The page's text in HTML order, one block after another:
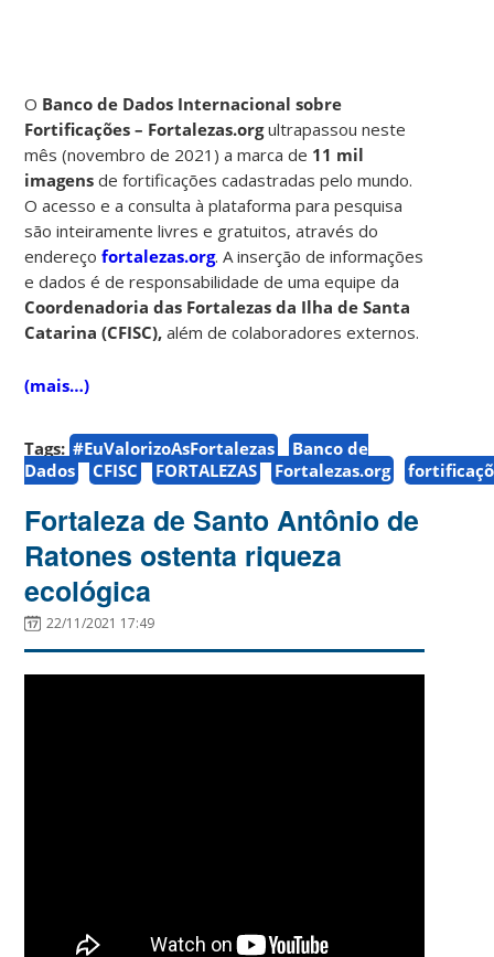
O Banco de Dados Internacional sobre
Fortificações – Fortalezas.orgultrapassou neste
mês (novembro de 2021) a marca de 11 mil
imagens de fortificações cadastradas pelo mundo.
O acesso e a consulta à plataforma para pesquisa
são inteiramente livres e gratuitos, através do
endereçofortalezas.org. A inserção de informações
e dados é de responsabilidade de uma equipe da
Coordenadoria das Fortalezas da Ilha de Santa
Catarina (CFISC), além de colaboradores externos.
(mais…)
Tags: #EuValorizoAsFortalezas
Banco de
Dados
CFISC FORTALEZAS Fortalezas.org
Fortaleza de Santo Antônio de
Ratones ostenta riqueza
ecológica
22/11/2021 17:49